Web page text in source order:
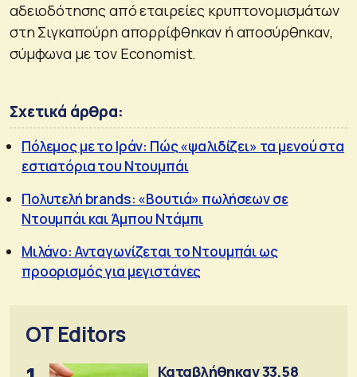
αδειοδότησης από εταιρείες κρυπτονομισμάτων
στη Σιγκαπούρη απορρίφθηκαν ή αποσύρθηκαν,
σύμφωνα με τον Economist.
Σχετικά άρθρα:
Πόλεμος με το Ιράν: Πώς «ψαλιδίζει» τα μενού στα
εστιατόρια του Ντουμπάι
Πολυτελή brands: «Βουτιά» πωλήσεων σε
Ντουμπάι και Άμπου Ντάμπι
Μιλάνο: Ανταγωνίζεται το Ντουμπάι ως
προορισμός για μεγιστάνες
OT Editors
Καταβλήθηκαν 33,58